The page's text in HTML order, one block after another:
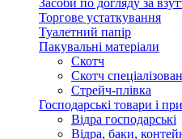
Засоби по догляду за
Торгове устаткування
Туалетний папір
Пакувальні матеріали
Скотч
Скотч
Стрейч-плівка
Господарські товари і
Відра господарські
Відра, баки,